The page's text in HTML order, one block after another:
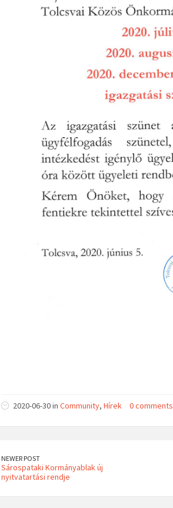
2020-06-30 in Community, Hírek 0 comments
NEWER POST
Sárospataki Kormányablak új
nyitvatartási rendje